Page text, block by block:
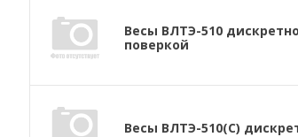
Весы ВЛТЭ-510
поверкой
Весы ВЛТЭ-510(С)